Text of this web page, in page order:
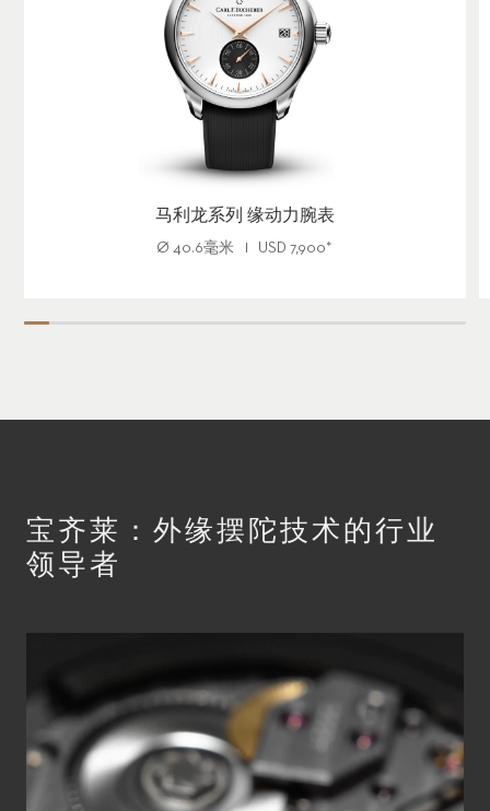
马利龙系列 缘动力腕表
Ø 40.6毫米 USD 7,900*
宝齐莱：外缘摆陀技术的行业
领导者